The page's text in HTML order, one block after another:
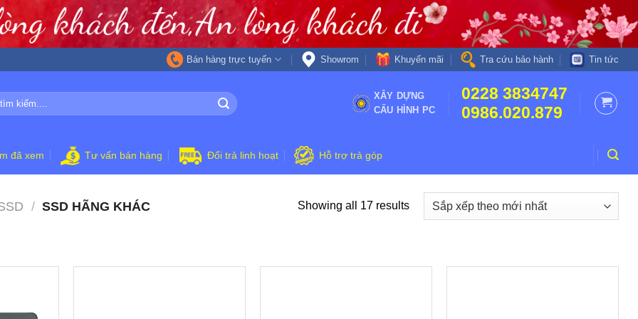
Bán hàng trực tuyến Showrom Khuyến mãi Tra cứu bảo hành Tin tức
XÂY DỰNG
CẤU HÌNH PC
0228 3834747
0986.020.879
đã xem Tư vấn bán hàng Đổi trả linh hoạt Hỗ trợ trả góp
/ SSD HÃNG KHÁC Showing all 17 results